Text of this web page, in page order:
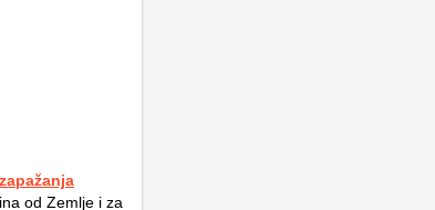
od Zemlje i za